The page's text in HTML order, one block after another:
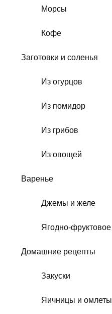
Морсы
Кофе
Заготовки и соленья
Из огурцов
Из помидор
Из грибов
Из овощей
Варенье
Джемы и желе
Ягодно-фруктовое
Домашние рецепты
Закуски
Яичницы и омлеты